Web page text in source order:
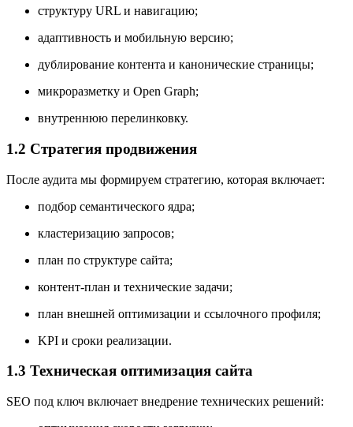
структуру URL и навигацию;
адаптивность и мобильную версию;
дублирование контента и канонические страницы;
микроразметку и Open Graph;
внутреннюю перелинковку.
1.2 Стратегия продвижения
После аудита мы формируем стратегию, которая включает:
подбор семантического ядра;
кластеризацию запросов;
план по структуре сайта;
контент-план и технические задачи;
план внешней оптимизации и ссылочного профиля;
KPI и сроки реализации.
1.3 Техническая оптимизация сайта
SEO под ключ включает внедрение технических решений: